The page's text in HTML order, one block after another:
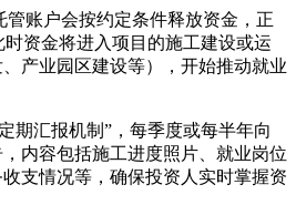
管账户会按约定条件释放资金，正
资金将进入项目的施工建设或运
产业园区建设等），开始推动就业
期汇报机制”，每季度或每半年向
内容包括施工进度照片、就业岗位
支情况等，确保投资人实时掌握资